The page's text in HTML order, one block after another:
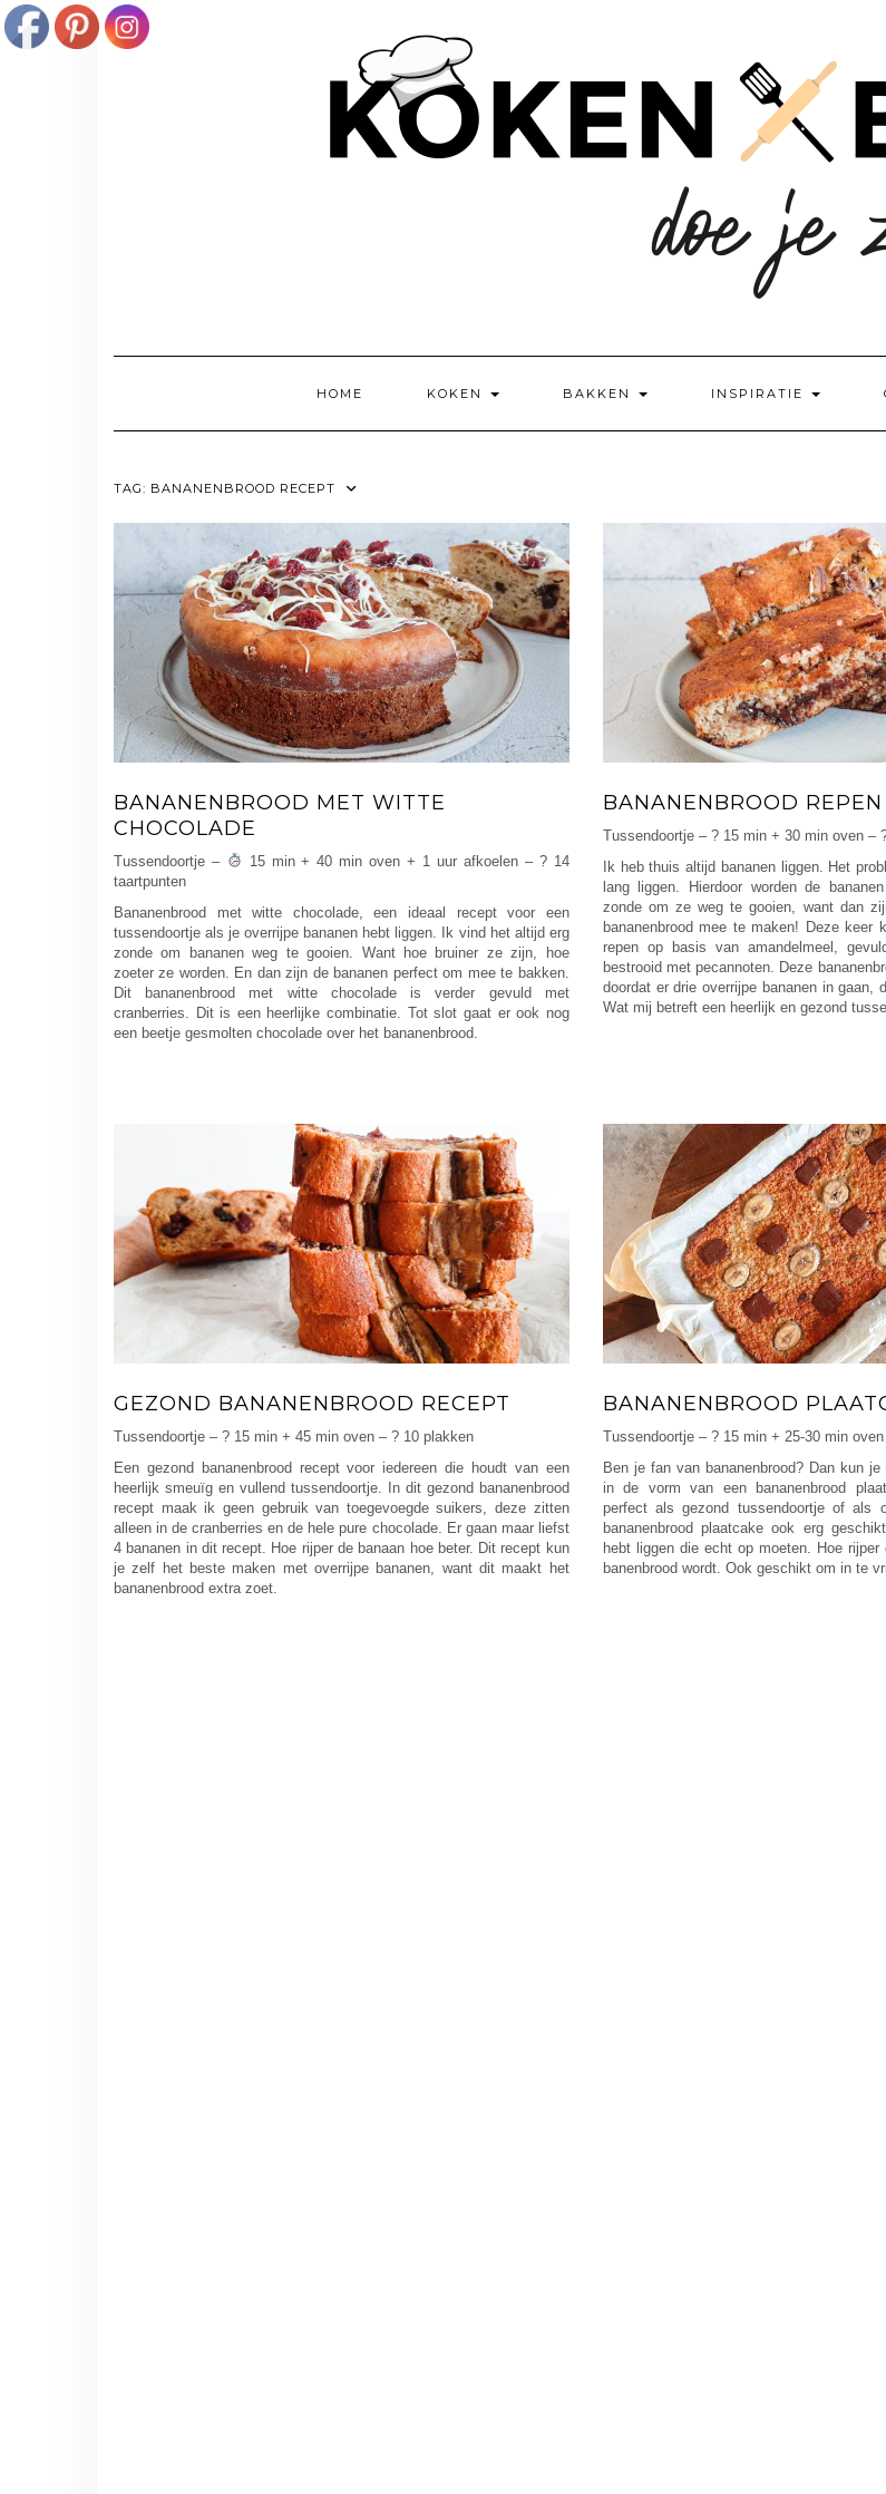
HOME KOKEN BAKKEN INSPIRATIE
TAG: BANANENBROOD RECEPT
BANANENBROOD MET WITTE
CHOCOLADE
Tussendoortje –
15 min + 40 min oven + 1 uur afkoelen – ? 14
taartpunten
Bananenbrood met witte chocolade, een ideaal recept voor een
tussendoortje als je overrijpe bananen hebt liggen. Ik vind het altijd erg
zonde om bananen weg te gooien. Want hoe bruiner ze zijn, hoe
zoeter ze worden. En dan zijn de bananen perfect om mee te bakken.
Dit bananenbrood met witte chocolade is verder gevuld met
cranberries. Dit is een heerlijke combinatie. Tot slot gaat er ook nog
een beetje gesmolten chocolade over het bananenbrood.
BANANENBROOD REPEN
Tussendoortje – ? 15 min + 30 min oven –
Ik heb thuis altijd bananen liggen. Het
lang liggen. Hierdoor worden de
zonde om ze weg te gooien, want dan
bananenbrood mee te maken! Deze keer
repen op basis van amandelmeel,
bestrooid met pecannoten. Deze
doordat er drie overrijpe bananen in gaan,
Wat mij betreft een heerlijk en gezond
GEZOND BANANENBROOD RECEPT
Tussendoortje – ? 15 min + 45 min oven – ? 10 plakken
Een gezond bananenbrood recept voor iedereen die houdt van een
heerlijk smeuïg en vullend tussendoortje. In dit gezond bananenbrood
recept maak ik geen gebruik van toegevoegde suikers, deze zitten
alleen in de cranberries en de hele pure chocolade. Er gaan maar liefst
4 bananen in dit recept. Hoe rijper de banaan hoe beter. Dit recept kun
je zelf het beste maken met overrijpe bananen, want dit maakt het
bananenbrood extra zoet.
BANANENBROOD
Tussendoortje – ? 15 min + 25-30 min
Ben je fan van bananenbrood? Dan kun
in de vorm van een bananenbrood
perfect als gezond tussendoortje of als
bananenbrood plaatcake ook erg
hebt liggen die echt op moeten. Hoe
banenbrood wordt. Ook geschikt om in te